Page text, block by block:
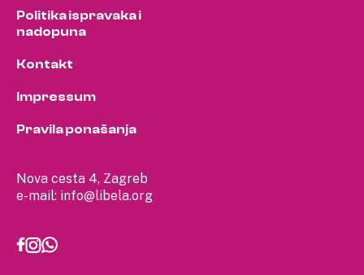
Nova cesta 4, Zagreb
e-mail: info@libela.org
Politika ispravaka i
nadopuna
Kontakt
Impressum
Pravila ponašanja